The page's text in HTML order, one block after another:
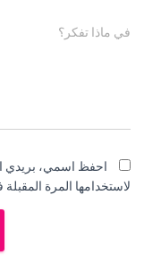
في ماذا تفكر؟
احفظ اسمي، بريدي
لاستخدامها المرة